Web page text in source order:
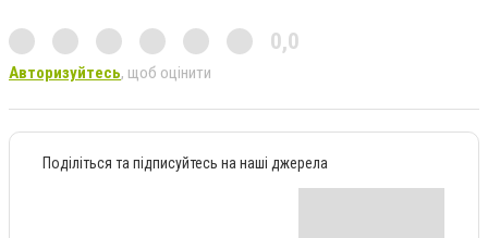
0,0
Авторизуйтесь, щоб оцінити
Поділіться та підписуйтесь на наші джерела